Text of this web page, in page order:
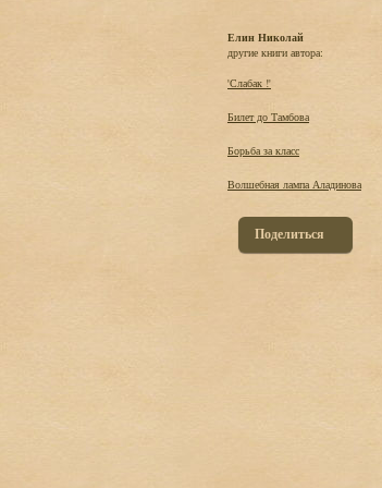
Елин Николай
другие книги автора:
'Слабак !'
Билет до Тамбова
Борьба за класс
Волшебная лампа Аладинова
Поделиться